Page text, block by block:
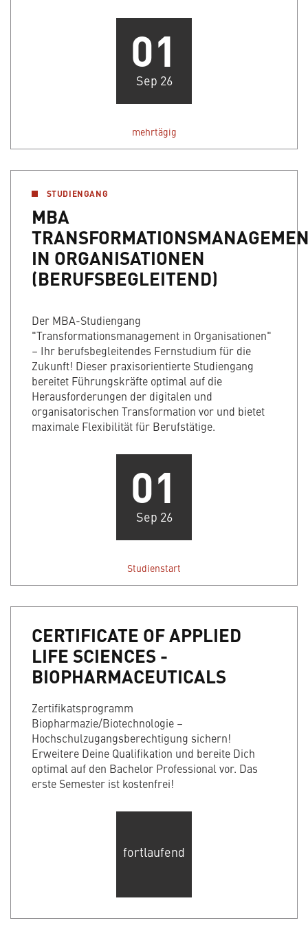
01
Sep 26
mehrtägig
STUDIENGANG
MBA
IN ORGANISATIONEN
(BERUFSBEGLEITEND)
Der MBA-Studiengang
"Transformationsmanagement in Organisationen"
– Ihr berufsbegleitendes Fernstudium für die
Zukunft! Dieser praxisorientierte Studiengang
bereitet Führungskräfte optimal auf die
Herausforderungen der digitalen und
organisatorischen Transformation vor und bietet
maximale Flexibilität für Berufstätige.
01
Sep 26
Studienstart
CERTIFICATE OF APPLIED
LIFE SCIENCES -
BIOPHARMACEUTICALS
Zertifikatsprogramm
Biopharmazie/Biotechnologie –
Hochschulzugangsberechtigung sichern!
Erweitere Deine Qualifikation und bereite Dich
optimal auf den Bachelor Professional vor. Das
erste Semester ist kostenfrei!
fortlaufend